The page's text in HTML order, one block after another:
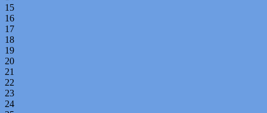
15
16
17
18
19
20
21
22
23
24